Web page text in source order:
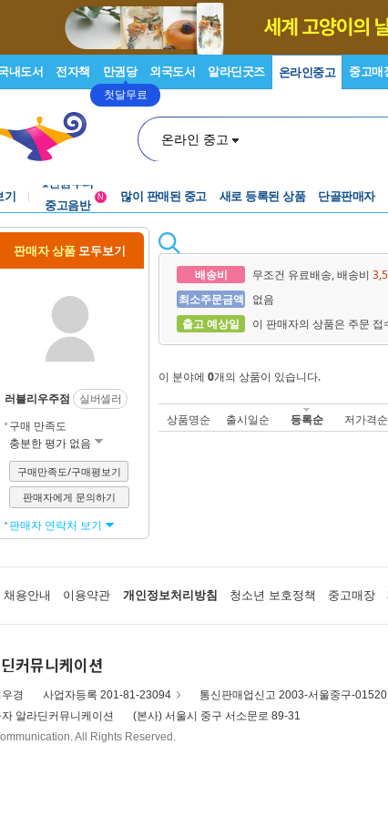
내도서 전자책 만권당
첫달무료
외국도서 알라딘굿즈 온라인중고 중고매
온라인 중고
중고음반
중고음반
N 많이 판매된 중고 새로 등록된 상품 단골판매자
판매자 상품 모두보기
러블리우주점
실버셀러
구매 만족도
충분한 평가 없음
구매만족도/구매평보기
판매자에게 문의하기
판매자 연락처 보기
배송비 무조건 유료배송, 배송비
최소주문금액
없음
출고 예상일
이 판매자의 상품은 주문 접
이 분야에 0개의 상품이 있습니다.
상품명순 출시일순 등록순 저가격순
채용안내 이용약관 개인정보처리방침 청소년 보호정책 중고매장
커뮤니케이션
경 사업자등록 201-81-23094 통신판매업신고 2003-서울중구-01520
알라딘커뮤니케이션
(본사) 서울시 중구 서소문로 89-31
All Rights Reserved.